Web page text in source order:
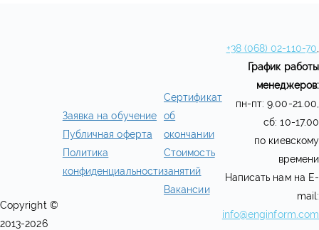
Copyright ©
2013-2026
Заявка на обучение
Публичная оферта
Политика
конфиденциальности
Сертификат
об
окончании
Стоимость
занятий
Вакансии
+38 (068) 02-110-70
График работы
менеджеров:
пн-пт: 9.00-21.00,
сб: 10-17.00
по киевскому
времени
Написать нам на E-
mail:
info@enginform.com